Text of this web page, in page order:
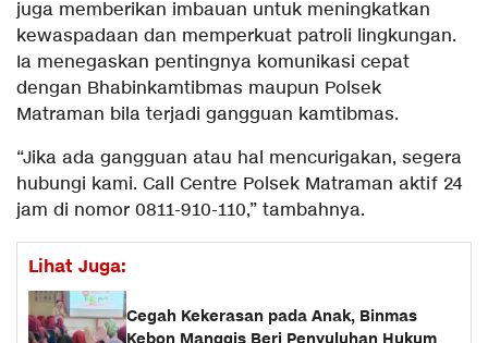
juga memberikan imbauan untuk meningkatkan
kewaspadaan dan memperkuat patroli lingkungan.
Ia menegaskan pentingnya komunikasi cepat
dengan Bhabinkamtibmas maupun Polsek
Matraman bila terjadi gangguan kamtibmas.
“Jika ada gangguan atau hal mencurigakan, segera
hubungi kami. Call Centre Polsek Matraman aktif 24
jam di nomor 0811-910-110,” tambahnya.
Lihat Juga:
Cegah Kekerasan pada Anak, Binmas